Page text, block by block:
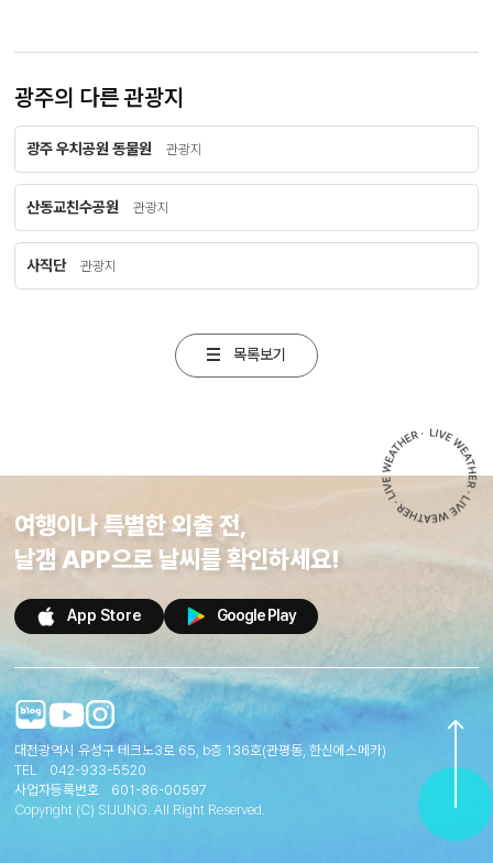
광주의 다른 관광지
광주 우치공원 동물원 관광지
산동교친수공원 관광지
사직단 관광지
목록보기
여행이나 특별한 외출 전,
날갬 APP으로 날씨를 확인하세요!
App Store Google Play
대전광역시 유성구 테크노3로 65, b층 136호(관평동, 한신에스메카)
TEL
042-933-5520
사업자등록번호
601-86-00597
Copyright (C) SIJUNG. All Right Reserved.